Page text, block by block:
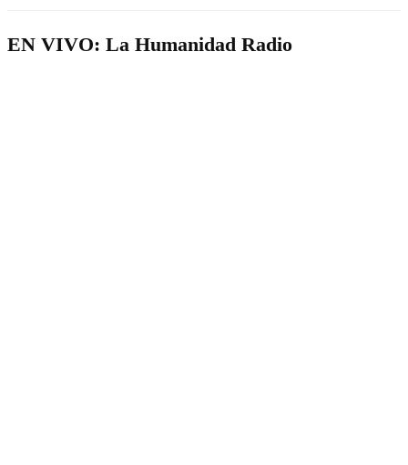
EN VIVO: La Humanidad Radio